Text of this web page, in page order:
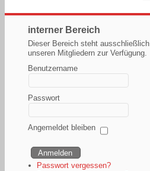
interner Bereich
Dieser Bereich steht ausschließlich
unseren Mitgliedern zur Verfügung.
Benutzername
Passwort
Angemeldet bleiben
Passwort vergessen?